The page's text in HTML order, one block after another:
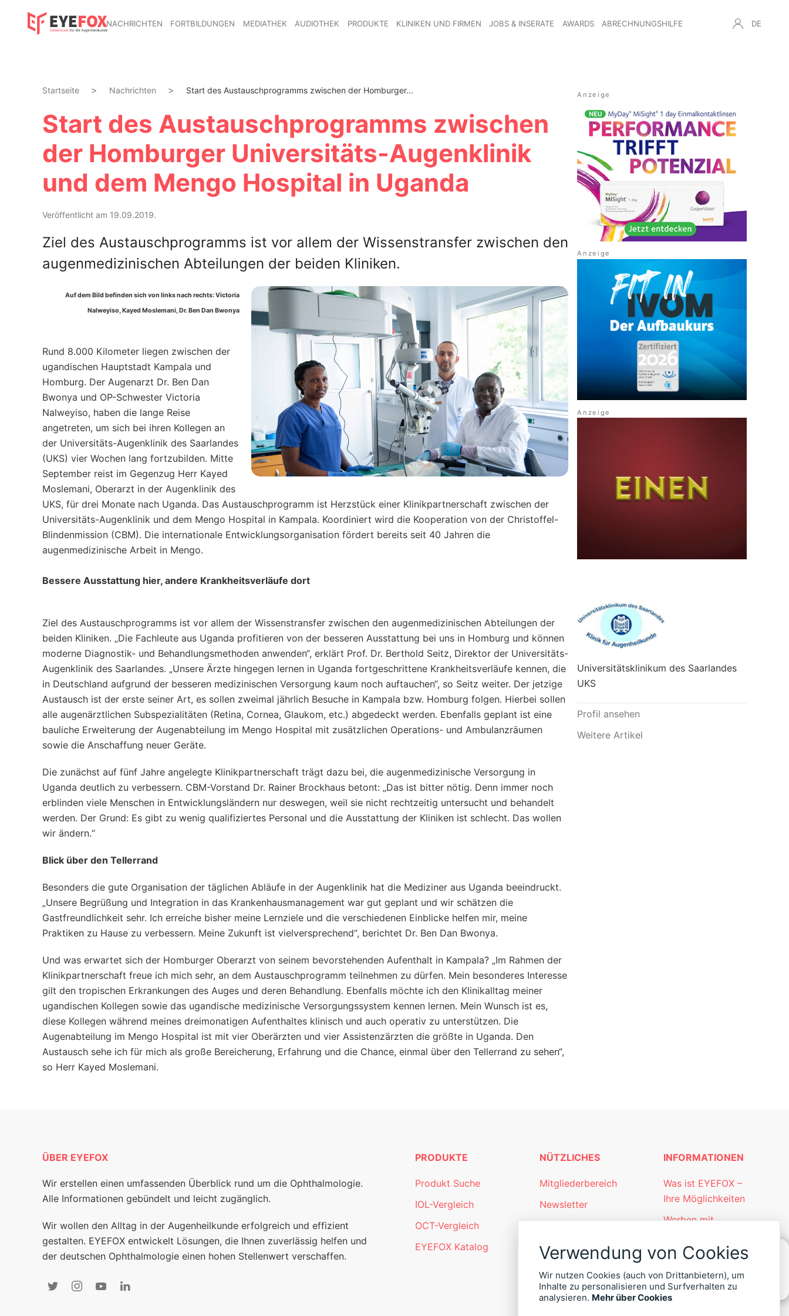
NACHRICHTEN FORTBILDUNGEN MEDIATHEK AUDIOTHEK PRODUKTE KLINIKEN UND FIRMEN JOBS & INSERATE AWARDS ABRECHNUNGSHILFE DE
Startseite Nachrichten Start des Austauschprogramms zwischen der Homburger...
Start des Austauschprogramms zwischen
der Homburger Universitäts-Augenklinik
und dem Mengo Hospital in Uganda
Veröffentlicht am 19.09.2019.
Ziel des Austauschprogramms ist vor allem der Wissenstransfer zwischen den
augenmedizinischen Abteilungen der beiden Kliniken.
Auf dem Bild befinden sich von links nach rechts: Victoria
Nalweyiso, Kayed Moslemani, Dr. Ben Dan Bwonya
Rund 8.000 Kilometer liegen zwischen der
ugandischen Hauptstadt Kampala und
Homburg. Der Augenarzt Dr. Ben Dan
Bwonya und OP-Schwester Victoria
Nalweyiso, haben die lange Reise
angetreten, um sich bei ihren Kollegen an
der Universitäts-Augenklinik des Saarlandes
(UKS) vier Wochen lang fortzubilden. Mitte
September reist im Gegenzug Herr Kayed
Moslemani, Oberarzt in der Augenklinik des
UKS, für drei Monate nach Uganda. Das Austauschprogramm ist Herzstück einer Klinikpartnerschaft zwischen der
Universitäts-Augenklinik und dem Mengo Hospital in Kampala. Koordiniert wird die Kooperation von der Christoffel-
Blindenmission (CBM). Die internationale Entwicklungsorganisation fördert bereits seit 40 Jahren die
augenmedizinische Arbeit in Mengo.
Bessere Ausstattung hier, andere Krankheitsverläufe dort
Ziel des Austauschprogramms ist vor allem der Wissenstransfer zwischen den augenmedizinischen Abteilungen der
beiden Kliniken. „Die Fachleute aus Uganda profitieren von der besseren Ausstattung bei uns in Homburg und können
moderne Diagnostik- und Behandlungsmethoden anwenden“, erklärt Prof. Dr. Berthold Seitz, Direktor der Universitäts-
Augenklinik des Saarlandes. „Unsere Ärzte hingegen lernen in Uganda fortgeschrittene Krankheitsverläufe kennen, die
in Deutschland aufgrund der besseren medizinischen Versorgung kaum noch auftauchen“, so Seitz weiter. Der jetzige
Austausch ist der erste seiner Art, es sollen zweimal jährlich Besuche in Kampala bzw. Homburg folgen. Hierbei sollen
alle augenärztlichen Subspezialitäten (Retina, Cornea, Glaukom, etc.) abgedeckt werden. Ebenfalls geplant ist eine
bauliche Erweiterung der Augenabteilung im Mengo Hospital mit zusätzlichen Operations- und Ambulanzräumen
sowie die Anschaffung neuer Geräte.
Die zunächst auf fünf Jahre angelegte Klinikpartnerschaft trägt dazu bei, die augenmedizinische Versorgung in
Uganda deutlich zu verbessern. CBM-Vorstand Dr. Rainer Brockhaus betont: „Das ist bitter nötig. Denn immer noch
erblinden viele Menschen in Entwicklungsländern nur deswegen, weil sie nicht rechtzeitig untersucht und behandelt
werden. Der Grund: Es gibt zu wenig qualifiziertes Personal und die Ausstattung der Kliniken ist schlecht. Das wollen
wir ändern.“
Blick über den Tellerrand
Besonders die gute Organisation der täglichen Abläufe in der Augenklinik hat die Mediziner aus Uganda beeindruckt.
„Unsere Begrüßung und Integration in das Krankenhausmanagement war gut geplant und wir schätzen die
Gastfreundlichkeit sehr. Ich erreiche bisher meine Lernziele und die verschiedenen Einblicke helfen mir, meine
Praktiken zu Hause zu verbessern. Meine Zukunft ist vielversprechend“, berichtet Dr. Ben Dan Bwonya.
Und was erwartet sich der Homburger Oberarzt von seinem bevorstehenden Aufenthalt in Kampala? „Im Rahmen der
Klinikpartnerschaft freue ich mich sehr, an dem Austauschprogramm teilnehmen zu dürfen. Mein besonderes Interesse
gilt den tropischen Erkrankungen des Auges und deren Behandlung. Ebenfalls möchte ich den Klinikalltag meiner
ugandischen Kollegen sowie das ugandische medizinische Versorgungssystem kennen lernen. Mein Wunsch ist es,
diese Kollegen während meines dreimonatigen Aufenthaltes klinisch und auch operativ zu unterstützen. Die
Augenabteilung im Mengo Hospital ist mit vier Oberärzten und vier Assistenzärzten die größte in Uganda. Den
Austausch sehe ich für mich als große Bereicherung, Erfahrung und die Chance, einmal über den Tellerrand zu sehen“,
so Herr Kayed Moslemani.
Universitätsklinikum des Saarlandes
UKS
Profil ansehen
Weitere Artikel
KONTAKT
ÜBER EYEFOX
Wir erstellen einen umfassenden Überblick rund um die Ophthalmologie.
Alle Informationen gebündelt und leicht zugänglich.
Wir wollen den Alltag in der Augenheilkunde erfolgreich und effizient
gestalten. EYEFOX entwickelt Lösungen, die Ihnen zuverlässig helfen und
der deutschen Ophthalmologie einen hohen Stellenwert verschaffen.
PRODUKTE
Produkt Suche
IOL-Vergleich
OCT-Vergleich
EYEFOX Katalog
NÜTZLICHES
Mitgliederbereich
Newsletter
INFORMATIONEN
Was ist EYEFOX –
Ihre Möglichkeiten
Werben mit
Kontakt
Datenschutz
Impressum
Verwendung von Cookies
Wir nutzen Cookies (auch von Drittanbietern), um
Inhalte zu personalisieren und Surfverhalten zu
analysieren. Mehr über Cookies